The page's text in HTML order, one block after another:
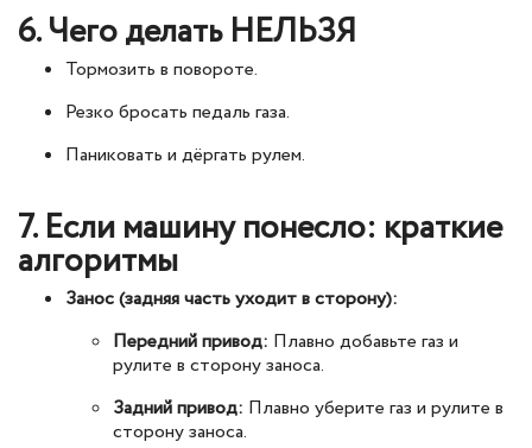
6. Чего делать НЕЛЬЗЯ
Тормозить в повороте.
Резко бросать педаль газа.
Паниковать и дёргать рулем.
7. Если машину понесло: краткие
алгоритмы
Занос (задняя часть уходит в сторону):
Передний привод: Плавно добавьте газ и
рулите в сторону заноса.
Задний привод: Плавно уберите газ и рулите в
сторону заноса.